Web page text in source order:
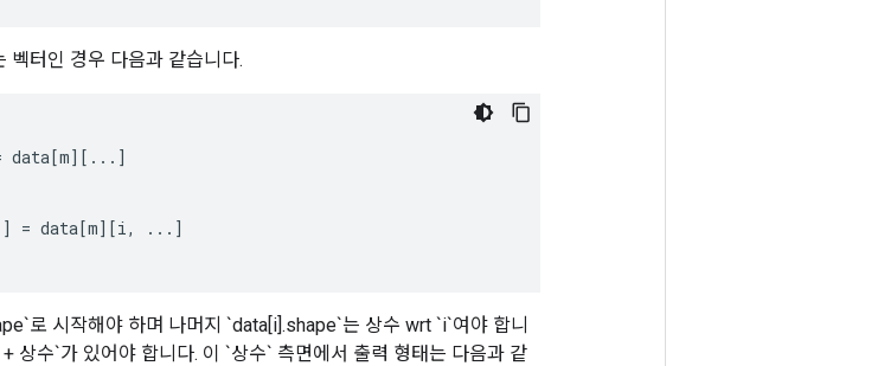
벡터인 경우 다음과 같습니다.
data[m][ ... ]
] = data[m][i, ... ]
로 시작해야 하며 나머지 `data[i].shape`는 상수 wrt `i`여야 합니
상수`가 있어야 합니다. 이 `상수` 측면에서 출력 형태는 다음과 같